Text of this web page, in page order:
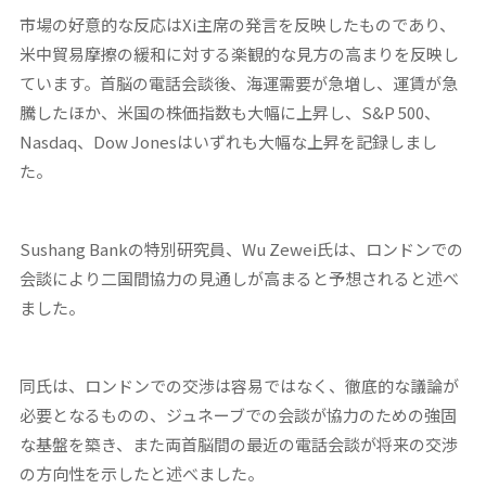
市場の好意的な反応はXi主席の発言を反映したものであり、
米中貿易摩擦の緩和に対する楽観的な見方の高まりを反映し
ています。首脳の電話会談後、海運需要が急増し、運賃が急
騰したほか、米国の株価指数も大幅に上昇し、S&P 500、
Nasdaq、Dow Jonesはいずれも大幅な上昇を記録しまし
た。
Sushang Bankの特別研究員、Wu Zewei氏は、ロンドンでの
会談により二国間協力の見通しが高まると予想されると述べ
ました。
同氏は、ロンドンでの交渉は容易ではなく、徹底的な議論が
必要となるものの、ジュネーブでの会談が協力のための強固
な基盤を築き、また両首脳間の最近の電話会談が将来の交渉
の方向性を示したと述べました。